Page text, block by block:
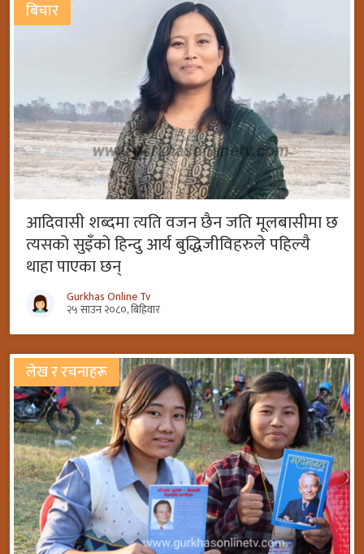
बिचार
आदिवासी शब्दमा त्यति वजन छैन जति मूलबासीमा छ
त्यसको सुइँको हिन्दु आर्य बुद्धिजीविहरुले पहिल्यै
थाहा पाएका छन्
Gurkhas Online Tv
२५ साउन २०८०, बिहिवार
लेख र रचनाहरू